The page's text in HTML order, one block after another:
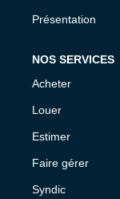
Présentation
NOS SERVICES
Acheter
Louer
Estimer
Faire gérer
Syndic